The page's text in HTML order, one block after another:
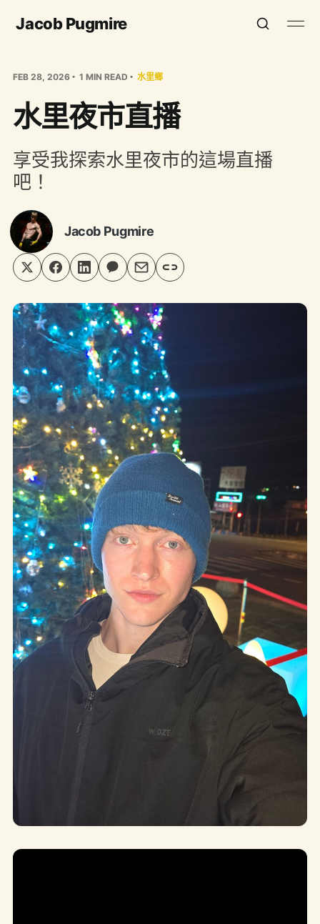
Jacob Pugmire
FEB 28, 2026 1 MIN READ 水里鄉
水里夜市直播
享受我探索水里夜市的這場直播
吧！
Jacob Pugmire